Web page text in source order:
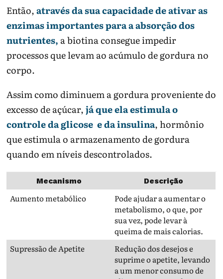
Então,através da sua capacidade de ativar as
enzimas importantes para a absorção dos
nutrientes, a biotina consegue impedir
processos que levam ao acúmulo de gordura no
corpo.
Assim como diminuem a gordura proveniente do
excesso de açúcar,já que ela estimula o
controle da glicose e da insulina, hormônio
que estimula o armazenamento de gordura
quando em níveis descontrolados.
Mecanismo Descrição
Aumento metabólico
Pode ajudar a aumentar o
metabolismo, o que, por
sua vez, pode levar à
queima de mais calorias.
Supressão de Apetite
Redução dos desejos e
suprime o apetite, levando
a um menor consumo de